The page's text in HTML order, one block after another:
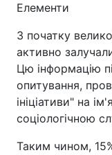
Елементи
З початку
активно
Цю інформацію
опитування,
ініціативи" на
соціологічною
Таким чином,